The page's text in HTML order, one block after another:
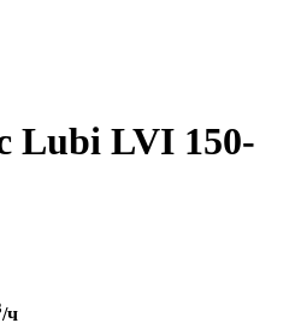
Lubi LVI 150-
/ч